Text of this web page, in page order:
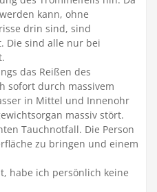
kann, ohne
drin sind, sind
Die sind alle nur bei
das Reißen des
sofort durch massivem
in Mittel und Innenohr
massiv stört.
Tauchnotfall. Die Person
zu bringen und einem
habe ich persönlich keine